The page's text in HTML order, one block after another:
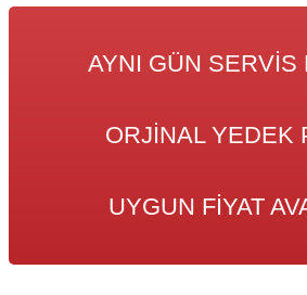
AYNI GÜN SERVIS
ORJINAL YEDEK
UYGUN FIYAT